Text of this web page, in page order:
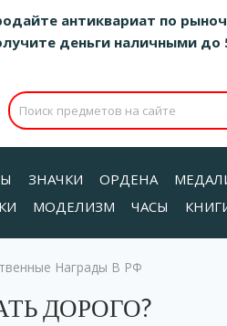
антиквариат по
деньги наличными до
ЗНАЧКИ ОРДЕНА
МОДЕЛИЗМ ЧАСЫ
Награды В РФ
ДОРОГО?